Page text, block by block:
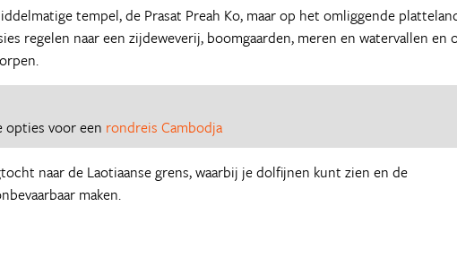
tempel, de Prasat Preah Ko, maar op het omliggende
regelen naar een zijdeweverij, boomgaarden, meren en watervallen en
opties voor een rondreis Cambodja
naar de Laotiaanse grens, waarbij je dolfijnen kunt zien en de
maken.